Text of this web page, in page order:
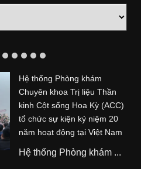
Hệ thống Phòng khám
Chuyên khoa Trị liệu Thần
kinh Cột sống Hoa Kỳ (ACC)
tổ chức sự kiện kỷ niệm 20
năm hoạt động tại Việt Nam
Hệ thống Phòng khám ...